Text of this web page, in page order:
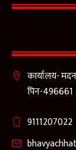
कार्यालय-
पिन-496661
9111207022